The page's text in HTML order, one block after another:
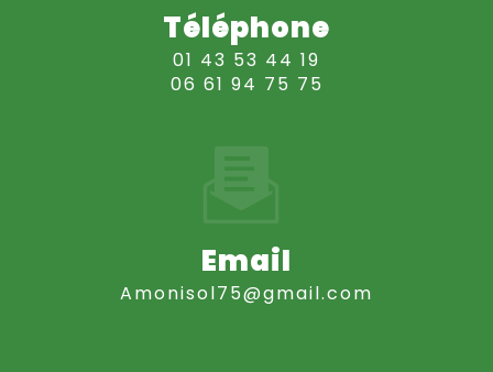
Téléphone
01 43 53 44 19
06 61 94 75 75
Email
amonisol75@gmail.com